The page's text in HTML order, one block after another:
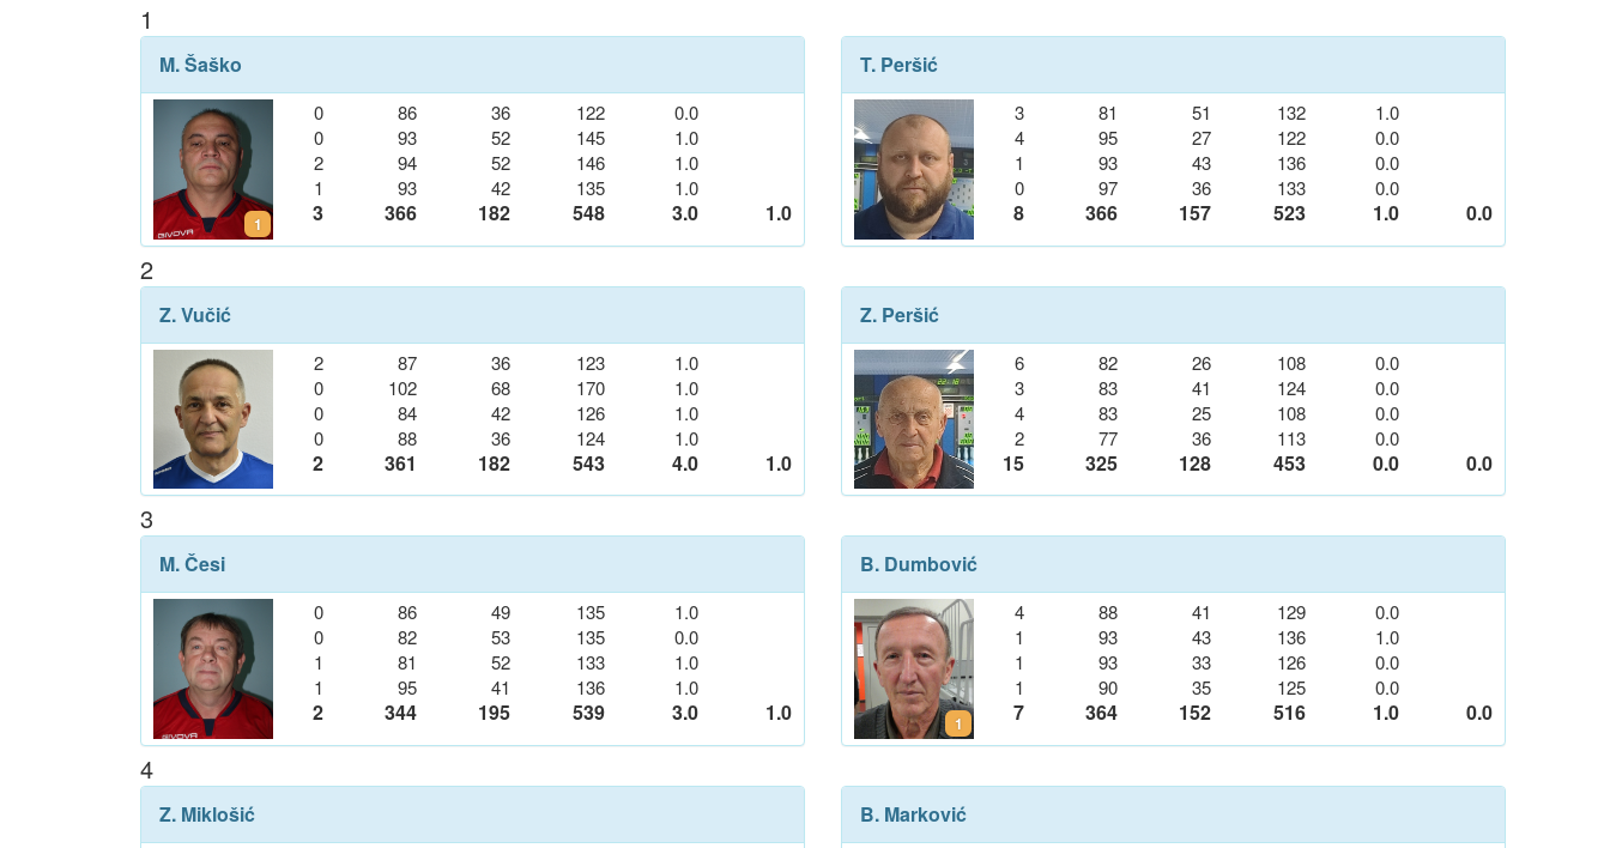
1
M. Šaško
1
0 86 36 122
0.0
0
93 52 145
1.0
2
94 52 146
1.0
1
93 42 135 1.0
3 366 182 548 3.0 1.0
T. Peršić
3 81 51 132
1.0
4
95 27 122
0.0
1
93 43 136
0.0
0
97 36 133 0.0
8 366 157 523 1.0 0.0
2
Z. Vučić
2 87 36 123
1.0
0
102 68 170
1.0
0
84 42 126
1.0
0
88 36 124 1.0
2 361 182 543 4.0 1.0
Z. Peršić
6 82 26 108
0.0
3
83 41 124
0.0
4
83 25 108
0.0
2
77 36 113 0.0
15 325 128 453 0.0 0.0
3
M. Česi
0 86 49 135
1.0
0
82 53 135
0.0
1
81 52 133
1.0
1
95 41 136 1.0
2 344 195 539 3.0 1.0
B. Dumbović
1
4 88 41 129
0.0
1
93 43 136
1.0
1
93 33 126
0.0
1
90 35 125 0.0
7 364 152 516 1.0 0.0
4
Z. Miklošić B. Marković